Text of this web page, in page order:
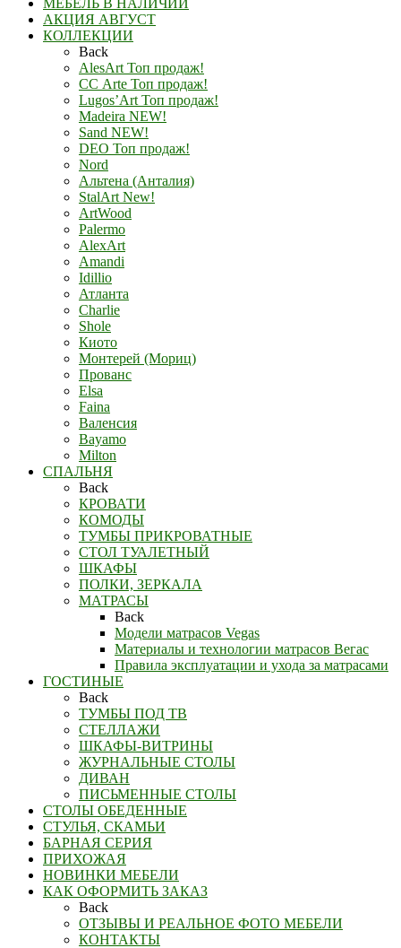
МЕБЕЛЬ В НАЛИЧИИ
АКЦИЯ АВГУСТ
КОЛЛЕКЦИИ
Back
AlesArt Топ продаж!
СС Arte Топ продаж!
Lugos’Art Топ продаж!
Madeira NEW!
Sand NEW!
DEO Топ продаж!
Nord
Альтена (Анталия)
StalArt New!
ArtWood
Palermo
AlexArt
Amandi
Idillio
Атланта
Charlie
Shole
Киото
Монтерей (Мориц)
Прованс
Elsa
Faina
Валенсия
Bayamo
Milton
СПАЛЬНЯ
Back
КРОВАТИ
КОМОДЫ
ТУМБЫ ПРИКРОВАТНЫЕ
СТОЛ ТУАЛЕТНЫЙ
ШКАФЫ
ПОЛКИ, ЗЕРКАЛА
МАТРАСЫ
Back
Модели матрасов Vegas
Материалы и технологии матрасов Вегас
Правила эксплуатации и ухода за матрасами
ГОСТИНЫЕ
Back
ТУМБЫ ПОД ТВ
СТЕЛЛАЖИ
ШКАФЫ-ВИТРИНЫ
ЖУРНАЛЬНЫЕ СТОЛЫ
ДИВАН
ПИСЬМЕННЫЕ СТОЛЫ
СТОЛЫ ОБЕДЕННЫЕ
СТУЛЬЯ, СКАМЬИ
БАРНАЯ СЕРИЯ
ПРИХОЖАЯ
НОВИНКИ МЕБЕЛИ
КАК ОФОРМИТЬ ЗАКАЗ
Back
ОТЗЫВЫ И РЕАЛЬНОЕ ФОТО МЕБЕЛИ
КОНТАКТЫ